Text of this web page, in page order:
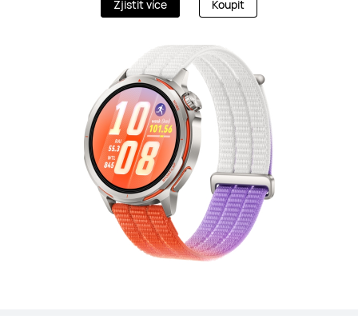
Zjistit více Koupit